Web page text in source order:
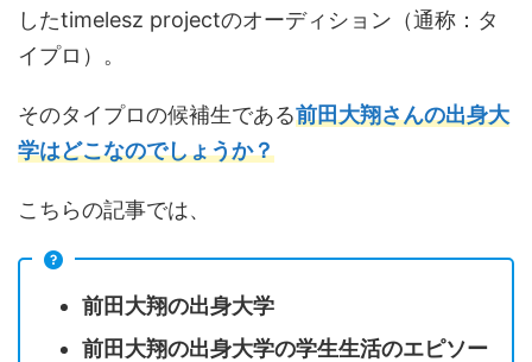
したtimelesz projectのオーディション（通称：タ
イプロ）。
そのタイプロの候補生である前田大翔さんの出身大
学はどこなのでしょうか？
こちらの記事では、
前田大翔の出身大学
前田大翔の出身大学の学生生活のエピソー